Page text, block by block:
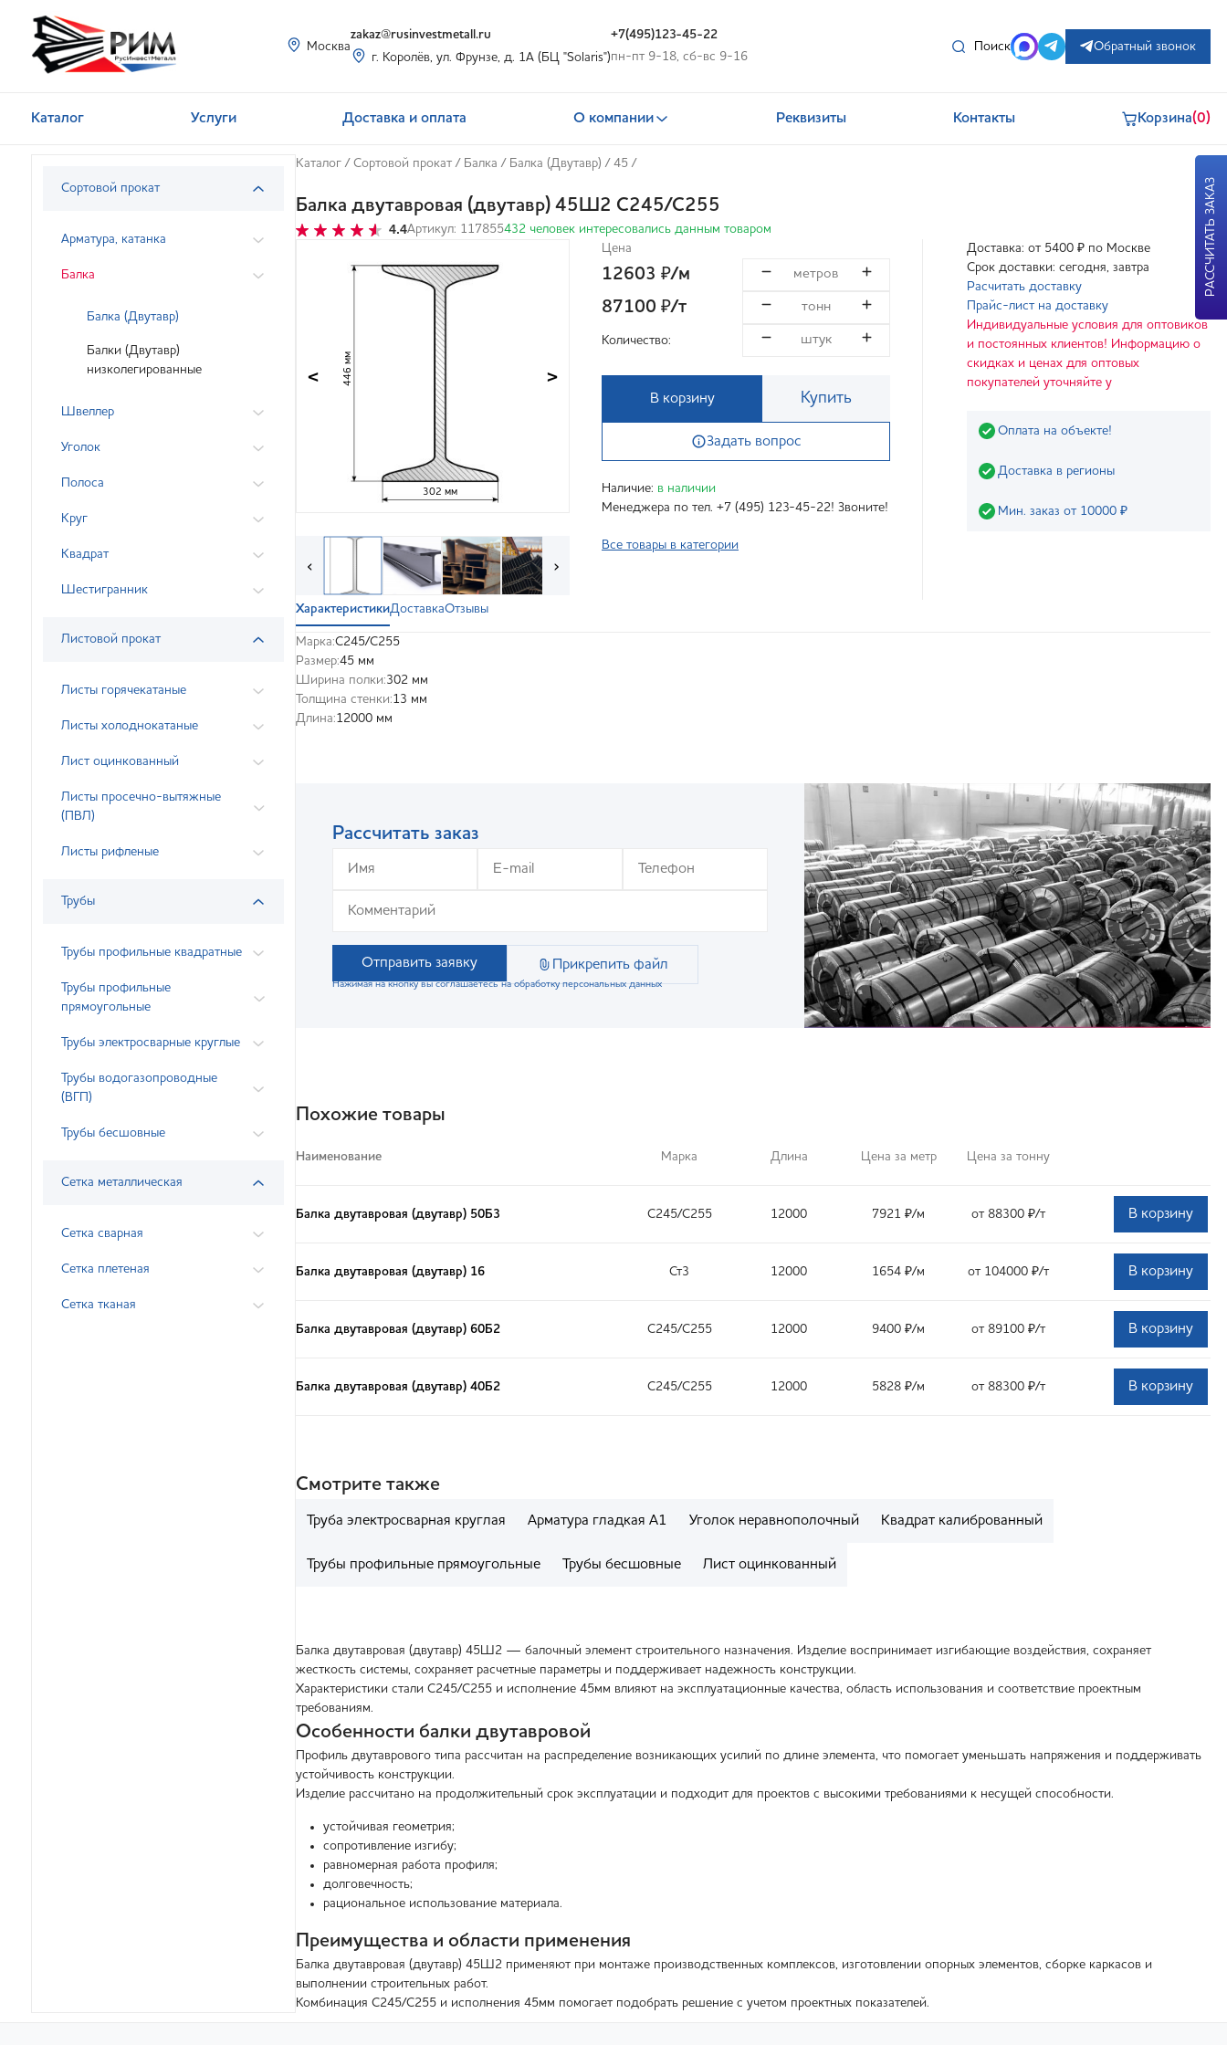
Москва
zakaz@rusinvestmetall.ru
г. Королёв, ул. Фрунзе, д. 1А (БЦ "Solaris")
+7(495)123-45-22
пн-пт 9-18, сб-вс 9-16
Поиск Обратный звонок
Каталог Услуги Доставка и оплата О компании Реквизиты Контакты Корзина(0)
Сортовой прокат
Арматура, катанка
Балка
Балка (Двутавр)
Балки (Двутавр)
низколегированные
Швеллер
Уголок
Полоса
Круг
Квадрат
Шестигранник
Листовой прокат
Листы горячекатаные
Листы холоднокатаные
Лист оцинкованный
Листы просечно-вытяжные
(ПВЛ)
Листы рифленые
Трубы
Трубы профильные квадратные
Трубы профильные
прямоугольные
Трубы электросварные круглые
Трубы водогазопроводные
(ВГП)
Трубы бесшовные
Сетка металлическая
Сетка сварная
Сетка плетеная
Сетка тканая
Каталог / Сортовой прокат / Балка / Балка (Двутавр) / 45 /
Балка двутавровая (двутавр) 45Ш2 С245/С255
4.4Артикул: 117855432 человек интересовались данным товаром
302 мм
446 мм
< >
‹ ›
Цена
12603 ₽/м
87100 ₽/т
Количество:
В корзину Купить
Задать вопрос
Наличие: в наличии
Менеджера по тел. +7 (495) 123-45-22! Звоните!
Все товары в категории
Доставка: от 5400 ₽ по Москве
Срок доставки: сегодня, завтра
Расчитать доставку
Прайс-лист на доставку
Индивидуальные условия для оптовиков
и постоянных клиентов! Информацию о
скидках и ценах для оптовых
покупателей уточняйте у
Оплата на объекте!
Доставка в регионы
Мин. заказ от 10000 ₽
ХарактеристикиДоставкаОтзывы
Марка:С245/С255
Размер:45 мм
Ширина полки:302 мм
Толщина стенки:13 мм
Длина:12000 мм
Рассчитать заказ
Отправить заявку Прикрепить файл
Нажимая на кнопку вы соглашаетесь на обработку персональных данных
Похожие товары
Наименование Марка Длина Цена за метр Цена за тонну
Балка двутавровая (двутавр) 50Б3 С245/С255 12000 7921 ₽/м от 88300 ₽/т В корзину
Балка двутавровая (двутавр) 16 Ст3 12000 1654 ₽/м от 104000 ₽/т В корзину
Балка двутавровая (двутавр) 60Б2 С245/С255 12000 9400 ₽/м от 89100 ₽/т В корзину
Балка двутавровая (двутавр) 40Б2 С245/С255 12000 5828 ₽/м от 88300 ₽/т В корзину
Смотрите также
Труба электросварная круглая Арматура гладкая А1 Уголок неравнополочный Квадрат калиброванный
Трубы профильные прямоугольные Трубы бесшовные Лист оцинкованный
Балка двутавровая (двутавр) 45Ш2 — балочный элемент строительного назначения. Изделие воспринимает изгибающие воздействия, сохраняет
жесткость системы, сохраняет расчетные параметры и поддерживает надежность конструкции.
Характеристики стали С245/С255 и исполнение 45мм влияют на эксплуатационные качества, область использования и соответствие проектным
требованиям.
Особенности балки двутавровой
Профиль двутаврового типа рассчитан на распределение возникающих усилий по длине элемента, что помогает уменьшать напряжения и поддерживать
устойчивость конструкции.
Изделие рассчитано на продолжительный срок эксплуатации и подходит для проектов с высокими требованиями к несущей способности.
устойчивая геометрия;
сопротивление изгибу;
равномерная работа профиля;
долговечность;
рациональное использование материала.
Преимущества и области применения
Балка двутавровая (двутавр) 45Ш2 применяют при монтаже производственных комплексов, изготовлении опорных элементов, сборке каркасов и
выполнении строительных работ.
Комбинация С245/С255 и исполнения 45мм помогает подобрать решение с учетом проектных показателей.
РАССЧИТАТЬ ЗАКАЗ